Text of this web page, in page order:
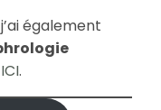
également
.